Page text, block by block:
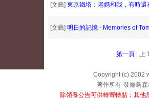
[文藝] 東京鐵塔：老媽和我，有時還
[文藝] 明日的記憶 - Memories of
第一頁| 上
Copyright (c) 2002
著作所有-發條鳥
除領養公告可供轉寄轉貼；其